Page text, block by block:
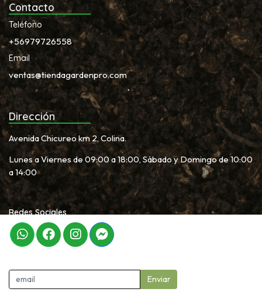
Contacto
Teléfono
+56979726558
Email
ventas@tiendagardenpro.com
Dirección
Avenida Chicureo km 2, Colina.
Lunes a Viernes de 09:00 a 18:00, Sábado y Domingo de 10:00
a 14:00
Redes Sociales
Enviar